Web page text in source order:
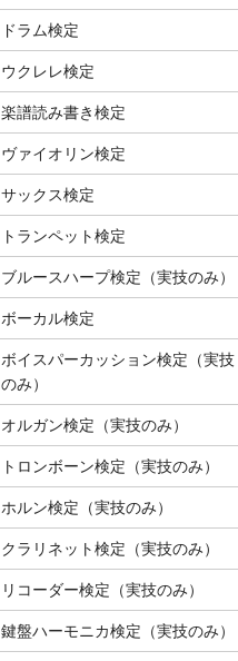
ドラム検定
ウクレレ検定
楽譜読み書き検定
ヴァイオリン検定
サックス検定
トランペット検定
ブルースハープ検定（実技のみ）
ボーカル検定
ボイスパーカッション検定（実技
のみ）
オルガン検定（実技のみ）
トロンボーン検定（実技のみ）
ホルン検定（実技のみ）
クラリネット検定（実技のみ）
リコーダー検定（実技のみ）
鍵盤ハーモニカ検定（実技のみ）